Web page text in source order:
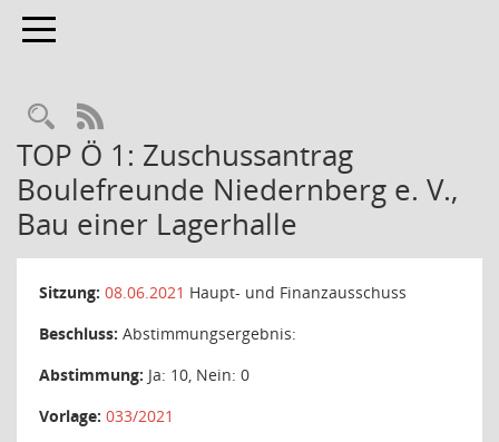
Toggle navigation
Rechercheauswahl
RSS-Feed
TOP Ö 1: Zuschussantrag
Boulefreunde Niedernberg e. V.,
Bau einer Lagerhalle
Sitzung: 08.06.2021 Haupt- und Finanzausschuss
Beschluss: Abstimmungsergebnis:
Abstimmung: Ja: 10, Nein: 0
Vorlage: 033/2021